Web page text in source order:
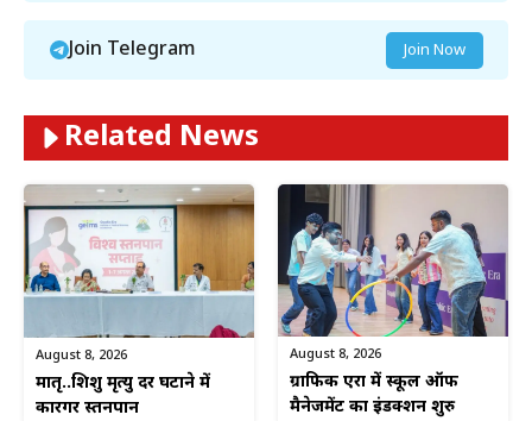
Join Telegram Join Now
Related News
August 8, 2026
मातृ..शिशु मृत्यु दर घटाने में
कारगर स्तनपान
August 8, 2026
ग्राफिक एरा में स्कूल ऑफ
मैनेजमेंट का इंडक्शन शुरु